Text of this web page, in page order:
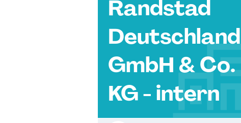
Randstad
Deutschland
GmbH & Co.
KG - intern